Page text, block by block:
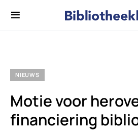
NIEUWS
Motie voor
financiering